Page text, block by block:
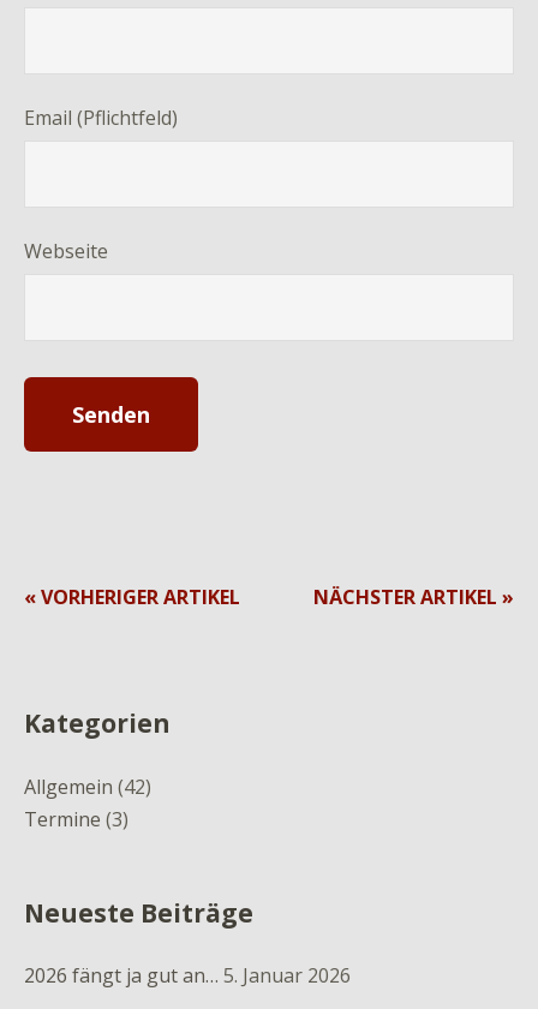
Email (Pflichtfeld)
Webseite
NÄCHSTER ARTIKEL »
« VORHERIGER ARTIKEL
Kategorien
Allgemein (42)
Termine (3)
Neueste Beiträge
2026 fängt ja gut an… 5. Januar 2026